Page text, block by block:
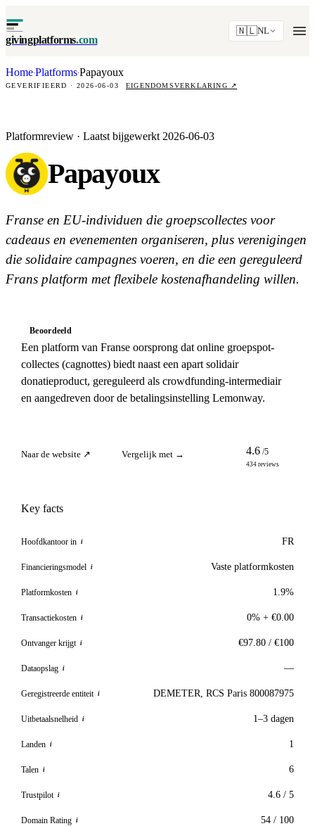
givingplatforms.com
🇳🇱NL
Home·Platforms·Papayoux
GEVERIFIEERD · 2026-06-03 EIGENDOMSVERKLARING ↗
Platformreview · Laatst bijgewerkt 2026-06-03
Papayoux
Franse en EU-individuen die groepscollectes voor
cadeaus en evenementen organiseren, plus verenigingen
die solidaire campagnes voeren, en die een gereguleerd
Frans platform met flexibele kostenafhandeling willen.
Beoordeeld
Een platform van Franse oorsprong dat online groepspot-
collectes (cagnottes) biedt naast een apart solidair
donatieproduct, gereguleerd als crowdfunding-intermediair
en aangedreven door de betalingsinstelling Lemonway.
Naar de website ↗ Vergelijk met → 4.6 /5
434 reviews
Key facts
Hoofdkantoor in i FR
Financieringsmodel i Vaste platformkosten
Platformkosten i 1.9%
Transactiekosten i 0% + €0.00
Ontvanger krijgt i €97.80 / €100
Dataopslag i —
Geregistreerde entiteit i DEMETER, RCS Paris 800087975
Uitbetaalsnelheid i 1–3 dagen
Landen i 1
Talen i 6
Trustpilot i 4.6 / 5
Domain Rating i 54 / 100